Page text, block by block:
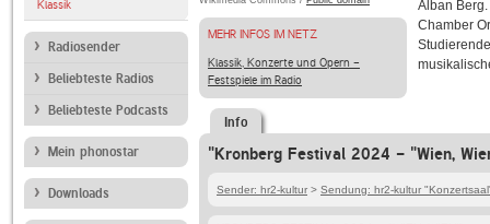
Klassik
Radiosender
Beliebteste Radios
Beliebteste Podcasts
Mein phonostar
Downloads
MEHR INFOS IM NETZ
Klassik, Konzerte und Opern -
Festspiele im Radio
Alban
Chamber
Info
"Kronberg Festival 2024 - "Wien,
Sender: hr2-kultur > Sendung: hr2-kultur